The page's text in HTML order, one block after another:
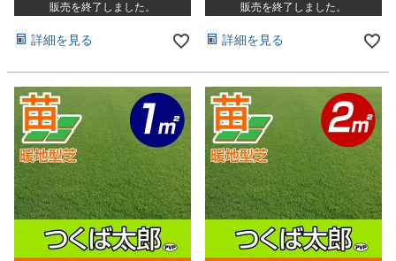
販売を終了しました。
詳細を見る
販売を終了しました。
詳細を見る